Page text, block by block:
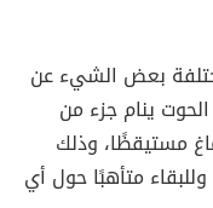
بعض الشيء عن
الحوت ينام جزء من
مستيقظًا، وذلك
متأهبًا حول أي